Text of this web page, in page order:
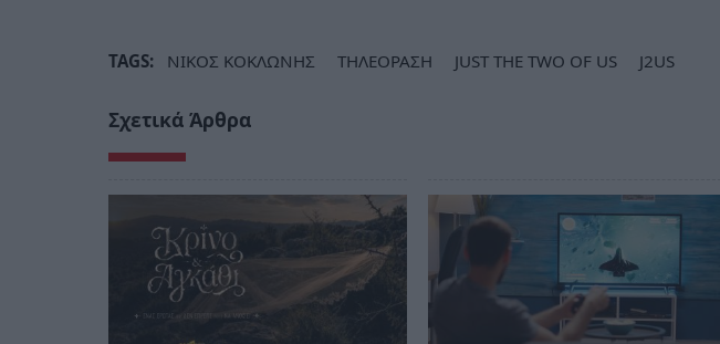
TAGS: ΝΙΚΟΣ ΚΟΚΛΩΝΗΣ ΤΗΛΕΟΡΑΣΗ JUST THE TWO OF US J2US
Σχετικά Άρθρα